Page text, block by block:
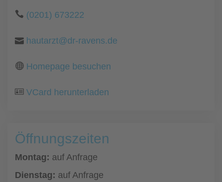
(0201) 673222
hautarzt@dr-ravens.de
Homepage besuchen
VCard herunterladen
Öffnungszeiten
Montag: auf Anfrage
Dienstag: auf Anfrage